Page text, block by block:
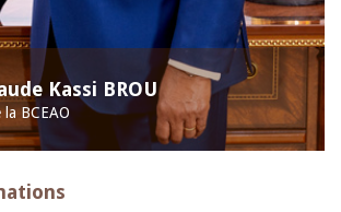
Kassi BROU
BCEAO